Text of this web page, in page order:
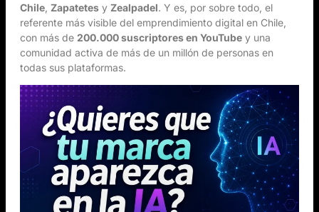
Chile Zapatetes y Zealpadel. Y es, por sobre todo, el
referente más visible del emprendimiento digital en Chile,
con más de 200.000 suscriptores en YouTube y una
comunidad activa de más de un millón de personas en
todas sus plataformas.